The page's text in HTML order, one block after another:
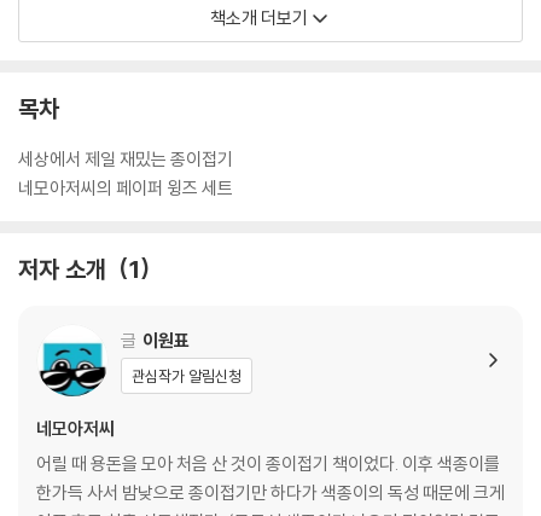
연 날 수 있을까? 의심스러운 독특한 모양의 비행기까지 다양하다. 특수한
비율의 디자인 색종이가 아닌, 우리가 주로 쓰는 정사각형 색종이 1장으로
접을 수 있고, 비행기 날리는 법까지 개별 비행기의 특징에 맞게 제시하여
기를 접고 싶은 독자들에게 이 책을 추천한다.
책소개 더보기
목차
세상에서 제일 재밌는 종이접기
네모아저씨의 페이퍼 윙즈 세트
저자 소개 1
글 이원표
관심작가 알림신청
네모아저씨
어릴 때 용돈을 모아 처음 산 것이 종이접기 책이었다. 이후 색종이를
한가득 사서 밤낮으로 종이접기만 하다가 색종이의 독성 때문에 크게